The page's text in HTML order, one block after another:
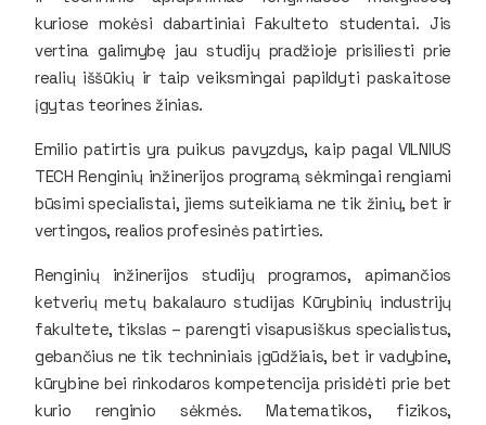
kuriose mokėsi dabartiniai Fakulteto studentai. Jis
vertina galimybę jau studijų pradžioje prisiliesti prie
realių iššūkių ir taip veiksmingai papildyti paskaitose
įgytas teorines žinias.
Emilio patirtis yra puikus pavyzdys, kaip pagal VILNIUS
TECH Renginių inžinerijos programą sėkmingai rengiami
būsimi specialistai, jiems suteikiama ne tik žinių, bet ir
vertingos, realios profesinės patirties.
Renginių inžinerijos studijų programos, apimančios
ketverių metų bakalauro studijas Kūrybinių industrijų
fakultete, tikslas – parengti visapusiškus specialistus,
gebančius ne tik techniniais įgūdžiais, bet ir vadybine,
kūrybine bei rinkodaros kompetencija prisidėti prie bet
kurio renginio sėkmės. Matematikos, fizikos,